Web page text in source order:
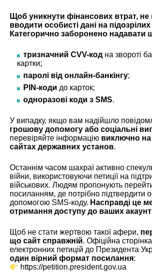
Щоб уникнути фінансових втрат, не
вводити особисті дані на
Категорично заборонено надавати
тризначний CVV-код на звороті
картки;
паролі від онлайн-банкінгу;
PIN-коди до карток;
одноразові коди з SMS.
У випадку, якщо вам надійшло
грошову допомогу або соціальні
перевіряйте інформацію виключно на
сайтах державних установ.
Останнім часом шахраї активно
війни, використовуючи петиції на
військових. Людям пропонують
посиланням, де потрібно підтвердити
допомогою SMS-коду. Насправді це
отримання доступу до ваших
Щоб не стати жертвою такої афери,
що сайт справжній. Офіційна
електронних петицій до Президента
один вірний формат посилання:
https://petition.president.gov.ua